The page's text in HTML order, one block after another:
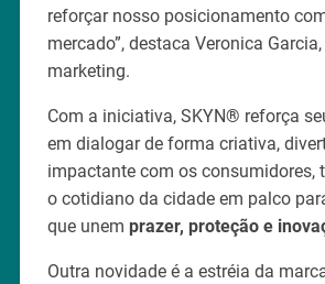
reforçar nosso posicionamento
mercado”, destaca Veronica
marketing.
Com a iniciativa, SKYN® reforça
em dialogar de forma criativa,
impactante com os consumidores,
o cotidiano da cidade em palco
que unem prazer, proteção e
Outra novidade é a estréia da